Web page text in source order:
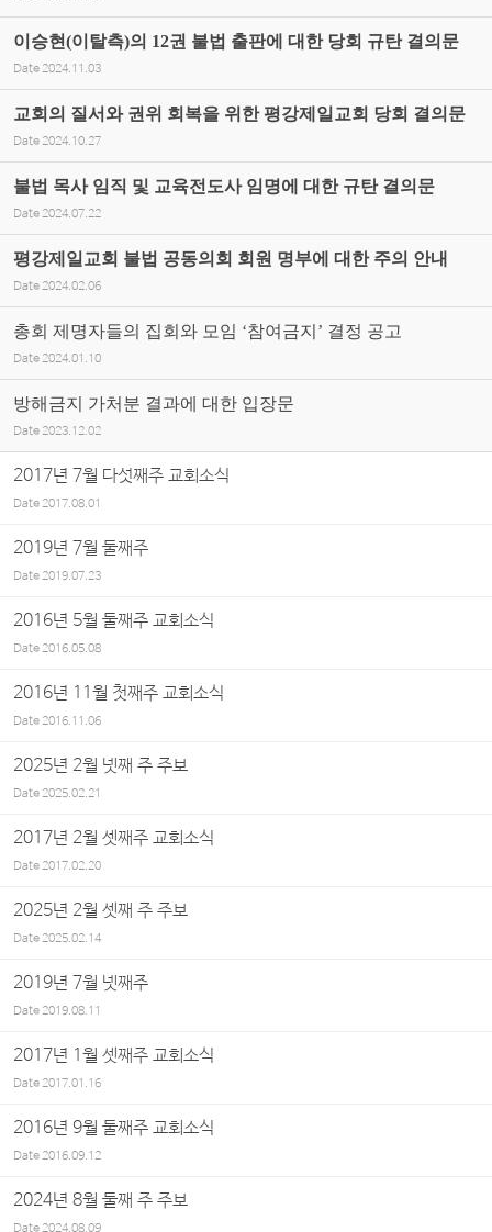
이승현(이탈측)의 12권 불법 출판에 대한 당회 규탄 결의문
Date 2024.11.03
교회의 질서와 권위 회복을 위한 평강제일교회 당회 결의문
Date 2024.10.27
불법 목사 임직 및 교육전도사 임명에 대한 규탄 결의문
Date 2024.07.22
평강제일교회 불법 공동의회 회원 명부에 대한 주의 안내
Date 2024.02.06
총회 제명자들의 집회와 모임 ‘참여금지’ 결정 공고
Date 2024.01.10
방해금지 가처분 결과에 대한 입장문
Date 2023.12.02
2017년 7월 다섯째주 교회소식
Date2017.08.01
2019년 7월 둘째주
Date2019.07.23
2016년 5월 둘째주 교회소식
Date2016.05.08
2016년 11월 첫째주 교회소식
Date2016.11.06
2025년 2월 넷째 주 주보
Date2025.02.21
2017년 2월 셋째주 교회소식
Date2017.02.20
2025년 2월 셋째 주 주보
Date2025.02.14
2019년 7월 넷째주
Date2019.08.11
2017년 1월 셋째주 교회소식
Date2017.01.16
2016년 9월 둘째주 교회소식
Date2016.09.12
2024년 8월 둘째 주 주보
Date2024.08.09